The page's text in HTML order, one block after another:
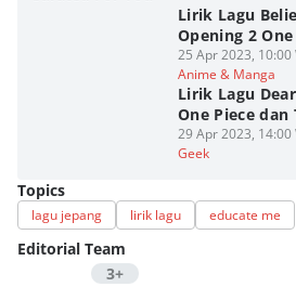
Lirik Lagu
Opening 2 One
25 Apr 2023, 10:00
Anime & Manga
Lirik Lagu
One Piece
29 Apr 2023, 14:00
Geek
Topics
lagu jepang lirik lagu educate me
Editorial Team
3+